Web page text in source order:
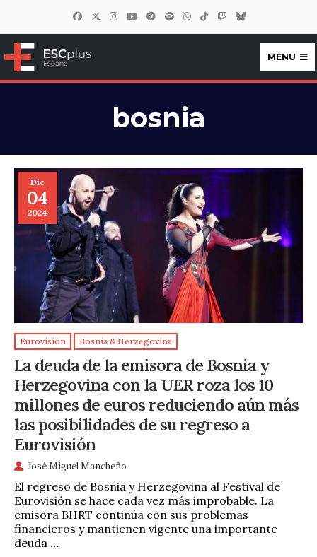
ESCplus España
MENU
bosnia
Dic
04
2024
Eurovisión Bosnia & Herzegovina
La deuda de la emisora de Bosnia y
Herzegovina con la UER roza los 10
millones de euros reduciendo aún más
las posibilidades de su regreso a
Eurovisión
José Miguel Mancheño
El regreso de Bosnia y Herzegovina al Festival de
Eurovisión se hace cada vez más improbable. La
emisora BHRT continúa con sus problemas
financieros y mantienen vigente una importante
deuda …